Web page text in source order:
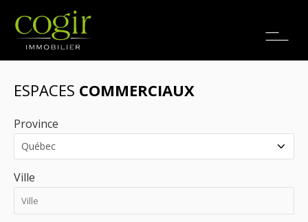
Emplois
ESPACES COMMERCIAUX
Province
Ville